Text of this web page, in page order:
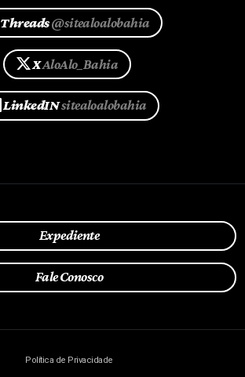
Threads@sitealoalobahia
XAloAlo_Bahia
LinkedINsitealoalobahia
Expediente
Fale Conosco
Política de Privacidade